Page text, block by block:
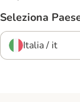
Seleziona
Italia / it